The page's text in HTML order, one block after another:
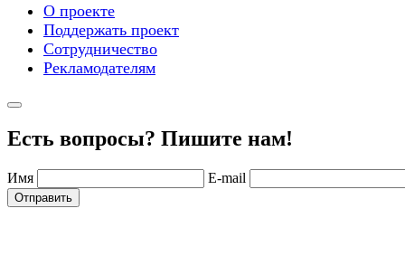
О проекте
Поддержать проект
Сотрудничество
Рекламодателям
Есть вопросы? Пишите нам!
Имя E-mail